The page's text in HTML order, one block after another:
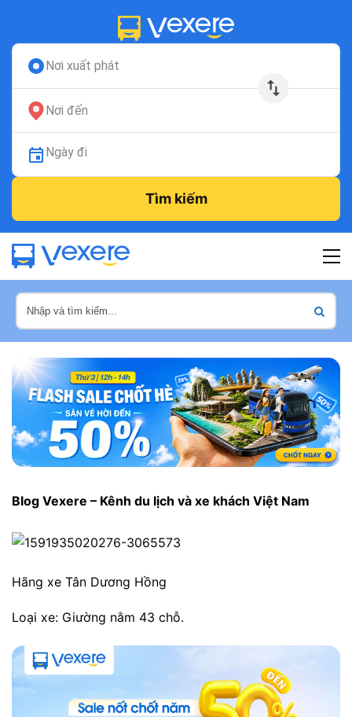
Nơi xuất phát
Nơi đến
Ngày đi
Tìm kiếm
Blog Vexere – Kênh du lịch và xe khách Việt Nam
Hãng xe Tân Dương Hồng
Loại xe: Giường nằm 43 chỗ.